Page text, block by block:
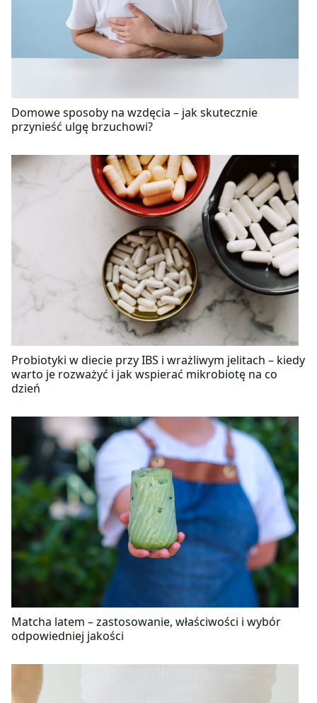
Domowe sposoby na wzdęcia – jak skutecznie
przynieść ulgę brzuchowi?
Probiotyki w diecie przy IBS i wrażliwym jelitach – kiedy
warto je rozważyć i jak wspierać mikrobiotę na co
dzień
Matcha latem – zastosowanie, właściwości i wybór
odpowiedniej jakości